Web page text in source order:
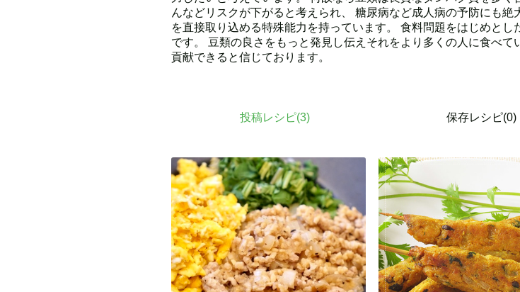
んなどリスクが下がると考えられ、 糖尿病など成人病の予防にも
を直接取り込める特殊能力を持っています。 食料問題をはじめと
です。 豆類の良さをもっと発見し伝えそれをより多くの人に食べ
貢献できると信じております。
投稿レシピ(3) 保存レシピ(0)